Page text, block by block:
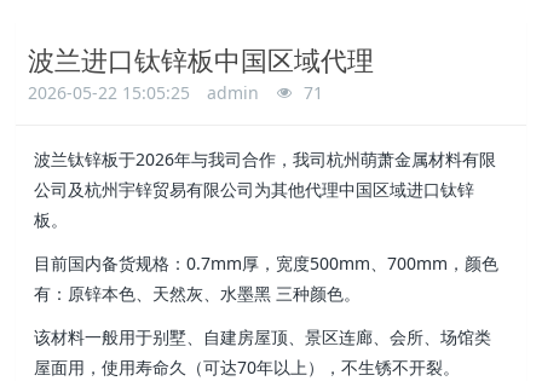
波兰进口钛锌板中国区域代理
2026-05-22 15:05:25 admin 71
波兰钛锌板于2026年与我司合作，我司杭州萌萧金属材料有限
公司及杭州宇锌贸易有限公司为其他代理中国区域进口钛锌
板。
目前国内备货规格：0.7mm厚，宽度500mm、700mm，颜色
有：原锌本色、天然灰、水墨黑 三种颜色。
该材料一般用于别墅、自建房屋顶、景区连廊、会所、场馆类
屋面用，使用寿命久（可达70年以上），不生锈不开裂。